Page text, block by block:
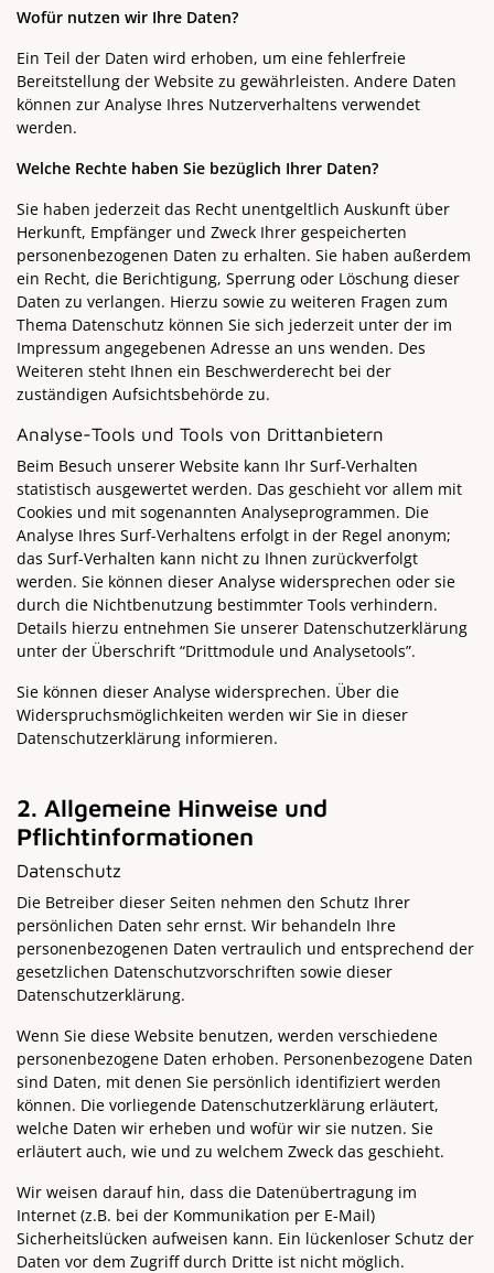
Wofür nutzen wir Ihre Daten?
Ein Teil der Daten wird erhoben, um eine fehlerfreie
Bereitstellung der Website zu gewährleisten. Andere Daten
können zur Analyse Ihres Nutzerverhaltens verwendet
werden.
Welche Rechte haben Sie bezüglich Ihrer Daten?
Sie haben jederzeit das Recht unentgeltlich Auskunft über
Herkunft, Empfänger und Zweck Ihrer gespeicherten
personenbezogenen Daten zu erhalten. Sie haben außerdem
ein Recht, die Berichtigung, Sperrung oder Löschung dieser
Daten zu verlangen. Hierzu sowie zu weiteren Fragen zum
Thema Datenschutz können Sie sich jederzeit unter der im
Impressum angegebenen Adresse an uns wenden. Des
Weiteren steht Ihnen ein Beschwerderecht bei der
zuständigen Aufsichtsbehörde zu.
Analyse-Tools und Tools von Drittanbietern
Beim Besuch unserer Website kann Ihr Surf-Verhalten
statistisch ausgewertet werden. Das geschieht vor allem mit
Cookies und mit sogenannten Analyseprogrammen. Die
Analyse Ihres Surf-Verhaltens erfolgt in der Regel anonym;
das Surf-Verhalten kann nicht zu Ihnen zurückverfolgt
werden. Sie können dieser Analyse widersprechen oder sie
durch die Nichtbenutzung bestimmter Tools verhindern.
Details hierzu entnehmen Sie unserer Datenschutzerklärung
unter der Überschrift “Drittmodule und Analysetools”.
Sie können dieser Analyse widersprechen. Über die
Widerspruchsmöglichkeiten werden wir Sie in dieser
Datenschutzerklärung informieren.
2. Allgemeine Hinweise und
Pflichtinformationen
Datenschutz
Die Betreiber dieser Seiten nehmen den Schutz Ihrer
persönlichen Daten sehr ernst. Wir behandeln Ihre
personenbezogenen Daten vertraulich und entsprechend der
gesetzlichen Datenschutzvorschriften sowie dieser
Datenschutzerklärung.
Wenn Sie diese Website benutzen, werden verschiedene
personenbezogene Daten erhoben. Personenbezogene Daten
sind Daten, mit denen Sie persönlich identifiziert werden
können. Die vorliegende Datenschutzerklärung erläutert,
welche Daten wir erheben und wofür wir sie nutzen. Sie
erläutert auch, wie und zu welchem Zweck das geschieht.
Wir weisen darauf hin, dass die Datenübertragung im
Internet (z.B. bei der Kommunikation per E-Mail)
Sicherheitslücken aufweisen kann. Ein lückenloser Schutz der
Daten vor dem Zugriff durch Dritte ist nicht möglich.